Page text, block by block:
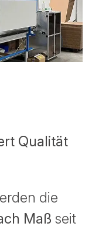
Qualität
die
Maß seit